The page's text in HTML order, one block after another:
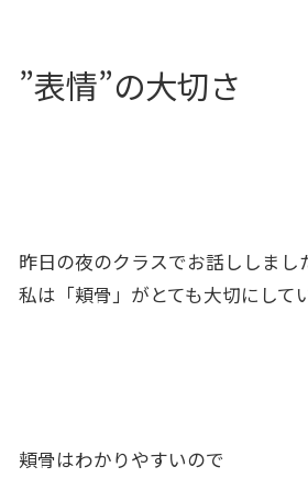
”表情”の大切さ
昨日の夜のクラスでお話ししまし
私は「頬骨」がとても大切にして
頬骨はわかりやすいので